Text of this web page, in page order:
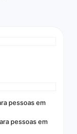
pessoas em
pessoas em